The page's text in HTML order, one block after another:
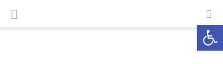
Abrir a